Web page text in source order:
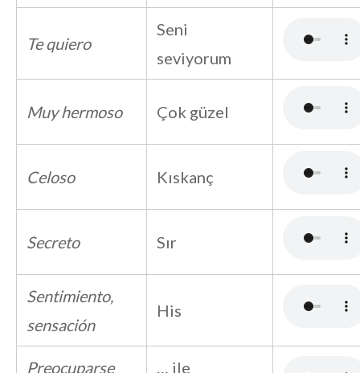
Te quiero
Seni
seviyorum
Muy hermoso Çok güzel
Celoso Kıskanç
Secreto Sır
Sentimiento,
sensación
His
Preocuparse
… ile